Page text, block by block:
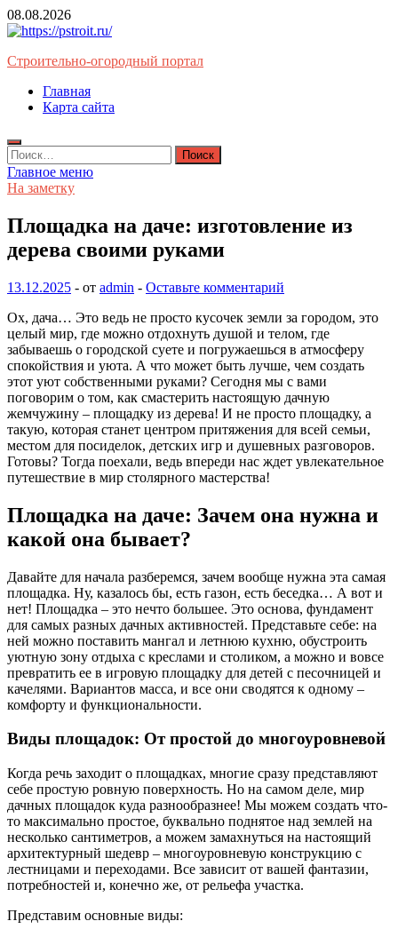
Перейти
к
08.08.2026
Строительно-огородный портал
Главная
Карта сайта
Найти:
Главное меню
На заметку
Площадка на даче: изготовление из
дерева своими руками
13.12.2025 - от admin - Оставьте комментарий
Ох, дача… Это ведь не просто кусочек земли за городом, это
целый мир, где можно отдохнуть душой и телом, где
забываешь о городской суете и погружаешься в атмосферу
спокойствия и уюта. А что может быть лучше, чем создать
этот уют собственными руками? Сегодня мы с вами
поговорим о том, как смастерить настоящую дачную
жемчужину – площадку из дерева! И не просто площадку, а
такую, которая станет центром притяжения для всей семьи,
местом для посиделок, детских игр и душевных разговоров.
Готовы? Тогда поехали, ведь впереди нас ждет увлекательное
путешествие в мир столярного мастерства!
Площадка на даче: Зачем она нужна и
какой она бывает?
Давайте для начала разберемся, зачем вообще нужна эта самая
площадка. Ну, казалось бы, есть газон, есть беседка… А вот и
нет! Площадка – это нечто большее. Это основа, фундамент
для самых разных дачных активностей. Представьте себе: на
ней можно поставить мангал и летнюю кухню, обустроить
уютную зону отдыха с креслами и столиком, а можно и вовсе
превратить ее в игровую площадку для детей с песочницей и
качелями. Вариантов масса, и все они сводятся к одному –
комфорту и функциональности.
Виды площадок: От простой до многоуровневой
Когда речь заходит о площадках, многие сразу представляют
себе простую ровную поверхность. Но на самом деле, мир
дачных площадок куда разнообразнее! Мы можем создать что-
то максимально простое, буквально поднятое над землей на
несколько сантиметров, а можем замахнуться на настоящий
архитектурный шедевр – многоуровневую конструкцию с
лестницами и переходами. Все зависит от вашей фантазии,
потребностей и, конечно же, от рельефа участка.
Представим основные виды: